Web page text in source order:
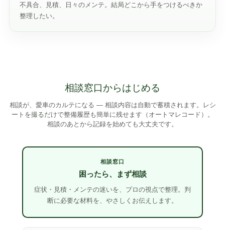
不具合、見積、日々のメンテ。結局どこから手をつけるべきか
整理したい。
相談窓口からはじめる
相談が、愛車のカルテになる — 相談内容は自動で蓄積されます。レシ
ートを撮るだけで整備履歴も簡単に残せます（オートマレコード）。
相談のあとから記録を始めても大丈夫です。
相談窓口
困ったら、まず相談
症状・見積・メンテの迷いを、プロの視点で整理。判
断に必要な材料を、やさしくお伝えします。